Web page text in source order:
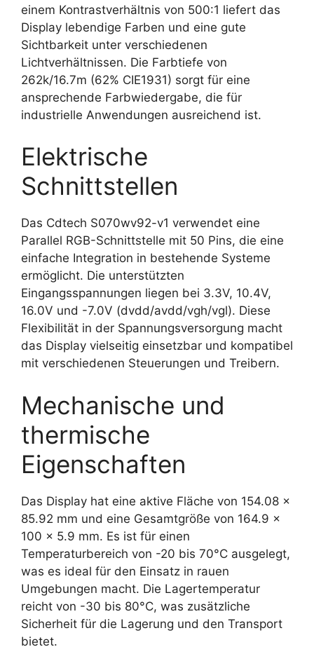
einem Kontrastverhältnis von 500:1 liefert das
Display lebendige Farben und eine gute
Sichtbarkeit unter verschiedenen
Lichtverhältnissen. Die Farbtiefe von
262k/16.7m (62% CIE1931) sorgt für eine
ansprechende Farbwiedergabe, die für
industrielle Anwendungen ausreichend ist.
Elektrische
Schnittstellen
Das Cdtech S070wv92-v1 verwendet eine
Parallel RGB-Schnittstelle mit 50 Pins, die eine
einfache Integration in bestehende Systeme
ermöglicht. Die unterstützten
Eingangsspannungen liegen bei 3.3V, 10.4V,
16.0V und -7.0V (dvdd/avdd/vgh/vgl). Diese
Flexibilität in der Spannungsversorgung macht
das Display vielseitig einsetzbar und kompatibel
mit verschiedenen Steuerungen und Treibern.
Mechanische und
thermische
Eigenschaften
Das Display hat eine aktive Fläche von 154.08 x
85.92 mm und eine Gesamtgröße von 164.9 x
100 x 5.9 mm. Es ist für einen
Temperaturbereich von -20 bis 70°C ausgelegt,
was es ideal für den Einsatz in rauen
Umgebungen macht. Die Lagertemperatur
reicht von -30 bis 80°C, was zusätzliche
Sicherheit für die Lagerung und den Transport
bietet.